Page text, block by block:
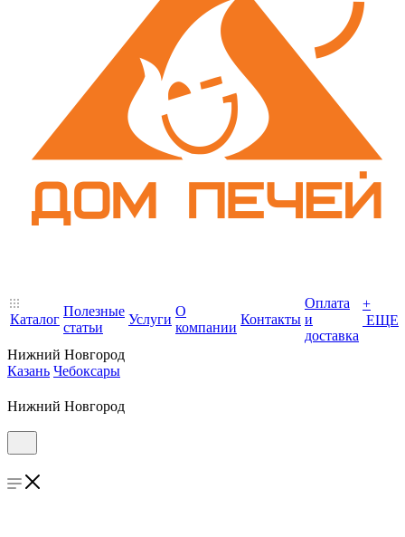
Каталог
Полезные
статьи
Услуги
О
компании
Контакты
Оплата
и
доставка
+
ЕЩЕ
Нижний Новгород
Казань Чебоксары
Нижний Новгород